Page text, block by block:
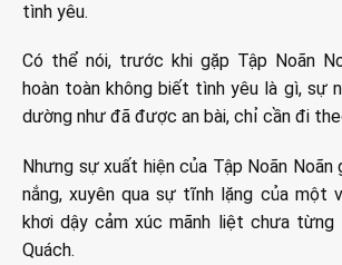
tình yêu.
Có thể nói, trước khi gặp Tập Noãn
hoàn toàn không biết tình yêu là gì, sự
dường như đã được an bài, chỉ cần đi
Nhưng sự xuất hiện của Tập Noãn
nắng, xuyên qua sự tĩnh lặng của một
khơi dậy cảm xúc mãnh liệt chưa
Quách.